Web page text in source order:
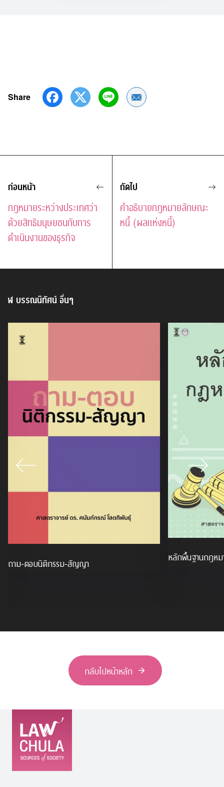
Share Share by Email
ก่อนหน้า
กฎหมายระหว่างประเทศว่า
ด้วยสิทธิมนุษยชนกับการ
ดำเนินงานของธุรกิจ
ถัดไป
คำอธิบายกฎหมายลักษณะ
หนี้ (ผลแห่งหนี้)
ฬ บรรณนิทัศน์ อื่นๆ
ถาม-ตอบนิติกรรม-สัญญา หลักพื้นฐานกฎห
กลับไปหน้าหลัก